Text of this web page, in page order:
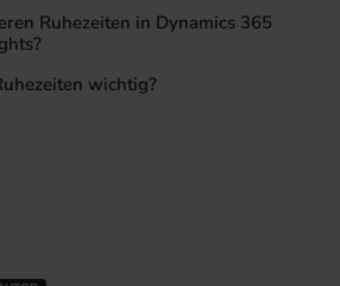
Ruhezeiten in Dynamics 365
wichtig?